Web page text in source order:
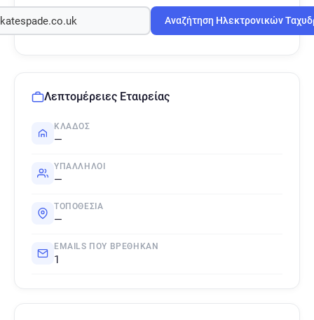
Αναζήτηση Ηλεκτρονικών
Λεπτομέρειες Εταιρείας
ΚΛΆΔΟΣ
—
ΥΠΆΛΛΗΛΟΙ
—
ΤΟΠΟΘΕΣΊΑ
—
EMAILS ΠΟΥ ΒΡΈΘΗΚΑΝ
1